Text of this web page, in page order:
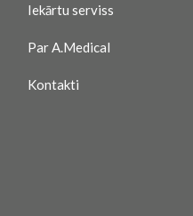
Iekārtu serviss
Par A.Medical
Kontakti